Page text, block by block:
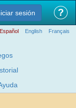
sesión ?
Español English Français